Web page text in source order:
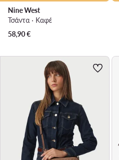
Nine West
Τσάντα · Καφέ
58,90€